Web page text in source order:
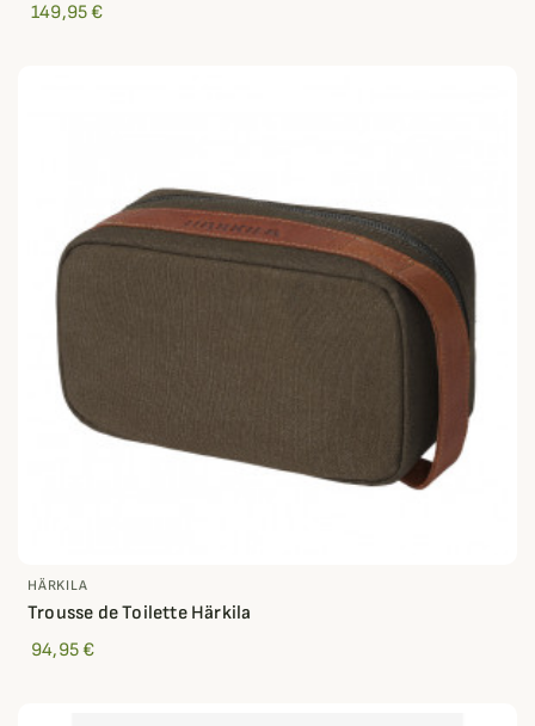
149,95 €
HÄRKILA
Trousse de Toilette Härkila
94,95 €